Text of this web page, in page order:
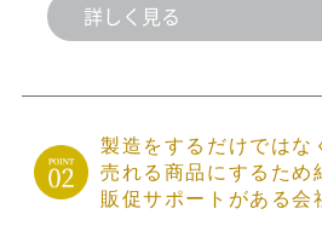
詳しく見る
製造をするだけではな
売れる商品にするため
販促サポートがある会